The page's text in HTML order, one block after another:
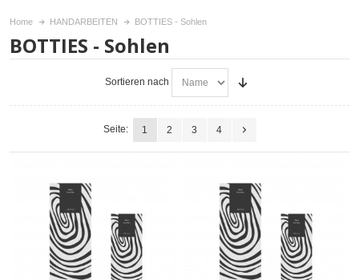
Home HANDARBEITEN BOTTIES - Sohlen
BOTTIES - Sohlen
Sortieren nach
Seite: 1 2 3 4